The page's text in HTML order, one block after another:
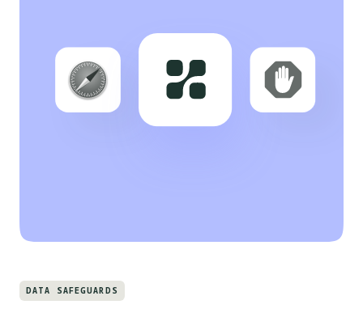
DATA SAFEGUARDS